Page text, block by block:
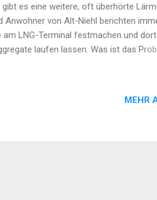
es eine weitere, oft überhörte
Anwohner von Alt-Niehl berichten
LNG-Terminal festmachen und
laufen lassen. Was ist das
Alt-Niehl zu hören. Die
auf die Gesundheit und das
ist aus anderen Hafenstädten
MEHR